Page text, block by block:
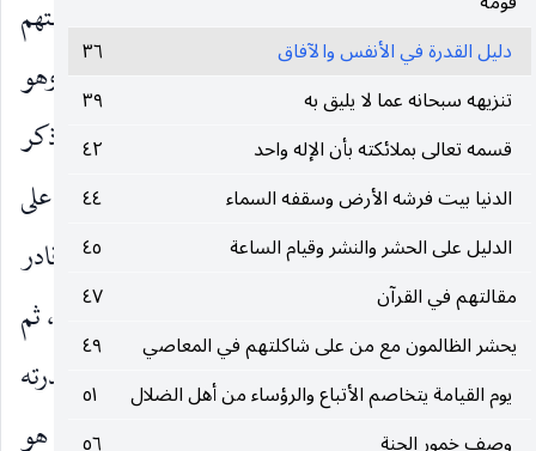
دليل القدرة في الأنفس والآفاق
٣٦
تنزيهه سبحانه عما لا يليق به
٣٩
قسمه تعالى بملائكته بأن الإله واحد
٤٢
الدنيا بيت فرشه الأرض وسقفه السماء
٤٤
الدليل على الحشر والنشر وقيام الساعة
٤٥
مقالتهم في القرآن
٤٧
يحشر الظالمون مع من على شاكلتهم في المعاصي
٤٩
يوم القيامة يتخاصم الأتباع والرؤساء من أهل الضلال
٥١
ترجع الحياة إلى هذه العظام النخرة؟ ، فأجابهم عن شبهتهم
بأن الذي أنشأها أول مرة من العدم هو الذي يحييها ، وهو
العليم بتفاصيل أجزائها مهما وزعت وتفرّقت ، ثم ذكر
لهم دليلا آخر يرفع هذا الاستبعاد ، وهو أن من قدر على
إحداث النار من الشجر الأخضر مع ما فيه من الماء ، قادر
على إعادة الحياة إلى ما كان غضّا طريا ثم يبس وبلى ، ثم
ذكر ما هو أعظم من خلق الإنسان وفيه الدليل على قدرته